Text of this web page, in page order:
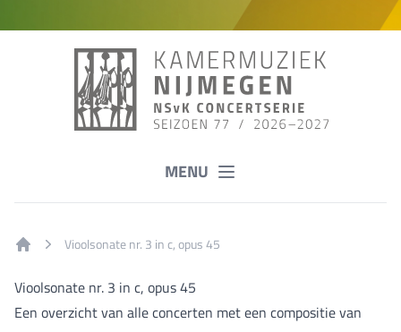
MENU
Vioolsonate nr. 3 in c, opus 45
Vioolsonate nr. 3 in c, opus 45
Een overzicht van alle concerten met een compositie van